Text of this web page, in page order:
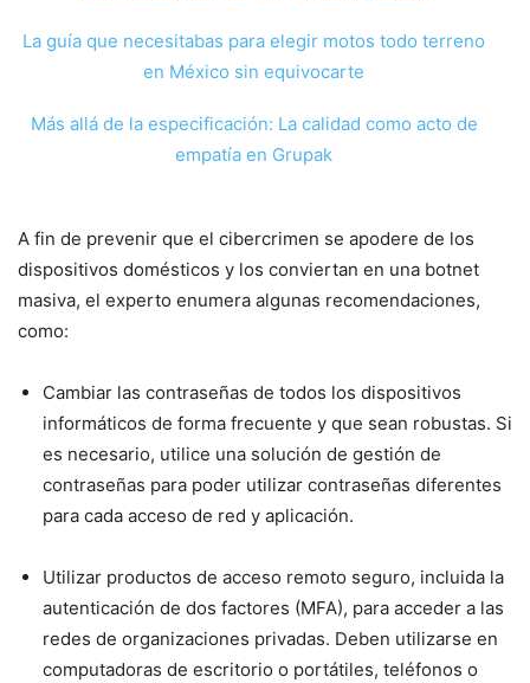
La guía que necesitabas para elegir motos todo terreno
en México sin equivocarte
Más allá de la especificación: La calidad como acto de
empatía en Grupak
A fin de prevenir que el cibercrimen se apodere de los
dispositivos domésticos y los conviertan en una botnet
masiva, el experto enumera algunas recomendaciones,
como:
Cambiar las contraseñas de todos los dispositivos
informáticos de forma frecuente y que sean robustas. Si
es necesario, utilice una solución de gestión de
contraseñas para poder utilizar contraseñas diferentes
para cada acceso de red y aplicación.
Utilizar productos de acceso remoto seguro, incluida la
autenticación de dos factores (MFA), para acceder a las
redes de organizaciones privadas. Deben utilizarse en
computadoras de escritorio o portátiles, teléfonos o